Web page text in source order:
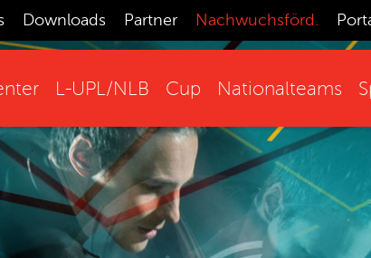
Downloads Partner Nachwuchsförd.
L-UPL/NLB Cup Nationalteams